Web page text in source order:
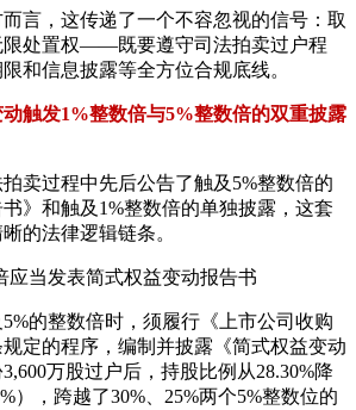
言，这传递了一个不容忽视的信号：取
限处置权——既要遵守司法拍卖过户程
和信息披露等全方位合规底线。
触发1%整数倍与5%整数倍的双重披露
卖过程中先后公告了触及5%整数倍的
书》和触及1%整数倍的单独披露，这套
的法律逻辑链条。
应当发表简式权益变动报告书
的整数倍时，须履行《上市公司收购
定的程序，编制并披露《简式权益变动
万股过户后，持股比例从28.30%降
），跨越了30%、25%两个5%整数位的